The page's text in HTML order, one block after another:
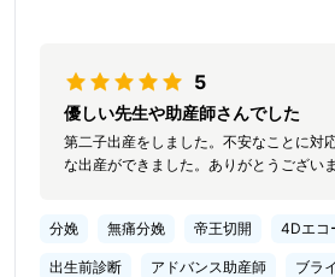
5
優しい先生や助産師さんでした
第二子出産をしました。不安なことに対
な出産ができました。ありがとうございま
分娩 無痛分娩 帝王切開 4Dエコ
出生前診断 アドバンス助産師 ブラ